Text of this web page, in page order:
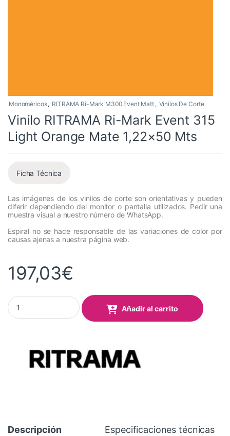
Monoméricos, RITRAMA Ri-Mark M300 Event Matt , Vinilos De Corte
Vinilo RITRAMA Ri-Mark Event 315
Light Orange Mate 1,22×50 Mts
Ficha Técnica
Las imágenes de los vinilos de corte son orientativas y pueden
diferir dependiendo del monitor o pantalla utilizados. Pedir una
muestra visual a nuestro número de WhatsApp.
Espiral no se hace responsable de las variaciones de color por
causas ajenas a nuestra página web.
197,03€
Vinilo RITRAMA Ri-Mark Event 315 Light Orange Mate 1,22x50
Añadir al carrito
Descripción Especificaciones técnicas